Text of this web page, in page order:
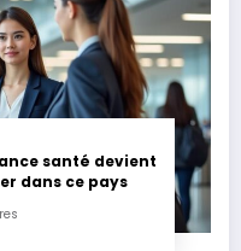
santé devient
dans ce pays